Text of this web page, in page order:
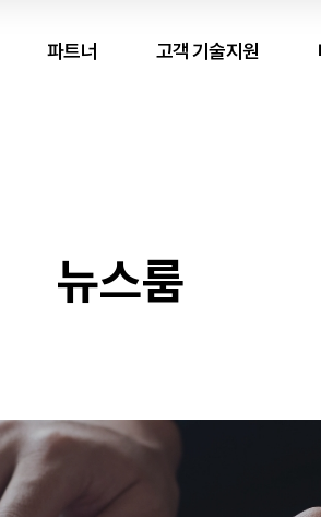
파트너 고객 기술지원
뉴스룸